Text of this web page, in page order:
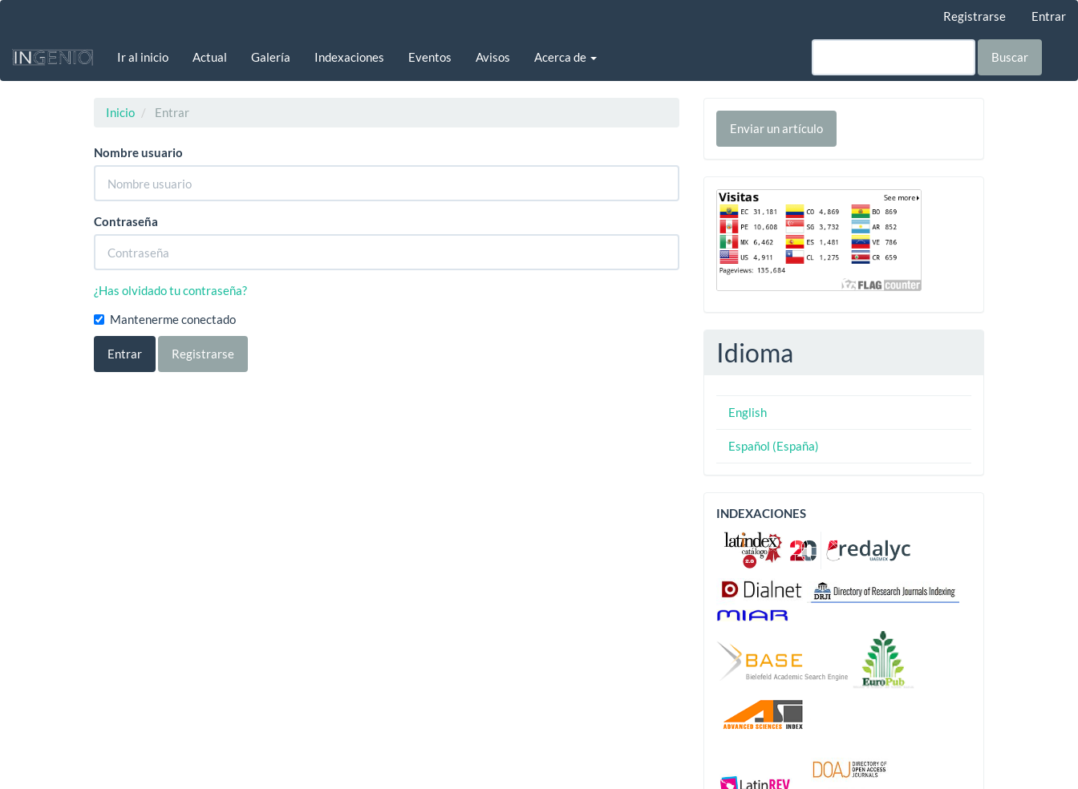
principal
Registrarse Entrar
Ir al inicio Actual Galería Indexaciones Eventos Avisos Acerca de Buscar
Inicio Entrar
Nombre usuario
Contraseña
¿Has olvidado tu contraseña?
Mantenerme conectado
Entrar Registrarse
Enviar
unEnviar un artículo
Contador
Idioma
English
Español (España)
Indexaciones
INDEXACIONES